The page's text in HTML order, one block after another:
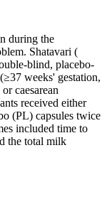
during the
Shatavari (
blind, placebo-
weeks' gestation,
caesarean
received either
(PL) capsules twice
included time to
the total milk